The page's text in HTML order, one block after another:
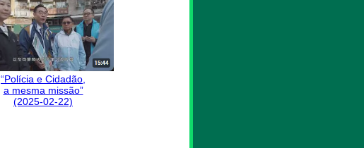
“Polícia e Cidadão,
a mesma missão”
(2025-02-22)